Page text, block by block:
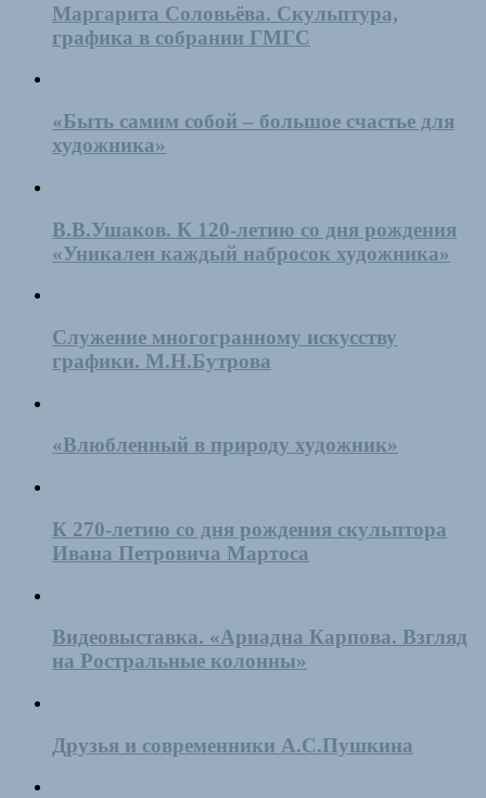
Маргарита Соловьёва. Скульптура,
графика в собрании ГМГС
«Быть самим собой – большое счастье для
художника»
В.В.Ушаков. К 120-летию со дня рождения
«Уникален каждый набросок художника»
Служение многогранному искусству
графики. М.Н.Бутрова
«Влюбленный в природу художник»
К 270-летию со дня рождения скульптора
Ивана Петровича Мартоса
Видеовыставка. «Ариадна Карпова. Взгляд
на Ростральные колонны»
Друзья и современники А.С.Пушкина